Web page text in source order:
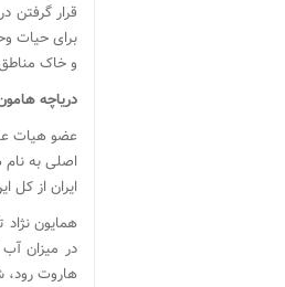
قرار گرفتن
برای حیات
و خاک
دریاچه
عضو هیات
اصلی به
ایران از کل این سه
همایون
در میزان
هاروت رود،